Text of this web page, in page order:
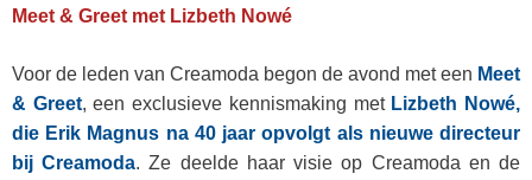
Meet & Greet met Lizbeth Nowé
Voor de leden van Creamoda begon de avond met een Meet
& Greet, een exclusieve kennismaking met Lizbeth Nowé,
die Erik Magnus na 40 jaar opvolgt als nieuwe directeur
bij Creamoda. Ze deelde haar visie op Creamoda en de